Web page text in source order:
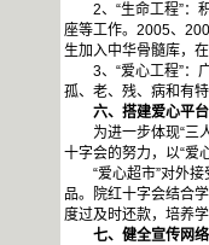
2、“生命工程”：积
座等工作。2005、
生加入中华骨髓库，
3、“爱心工程”：广
孤、老、残、病和有
六、搭建爱心平台
为进一步体现“三人
十字会的努力，以“爱
“爱心超市”对外接
品。院红十字会结合
度过及时还款，培养学
七、健全宣传网络